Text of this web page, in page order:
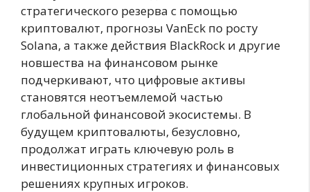
стратегического резерва с помощью
криптовалют, прогнозы VanEck по росту
Solana, а также действия BlackRock и другие
новшества на финансовом рынке
подчеркивают, что цифровые активы
становятся неотъемлемой частью
глобальной финансовой экосистемы. В
будущем криптовалюты, безусловно,
продолжат играть ключевую роль в
инвестиционных стратегиях и финансовых
решениях крупных игроков.